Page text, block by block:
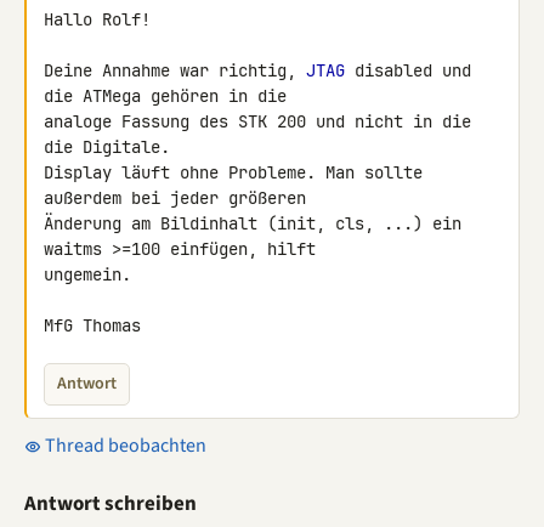
Hallo Rolf!
Deine Annahme war richtig, JTAG disabled und
die ATMega gehören in die
analoge Fassung des STK 200 und nicht in die
die Digitale.
Display läuft ohne Probleme. Man sollte
außerdem bei jeder größeren
Änderung am Bildinhalt (init, cls, ...) ein
waitms >=100 einfügen, hilft
ungemein.
MfG Thomas
Antwort
Thread beobachten
Antwort schreiben